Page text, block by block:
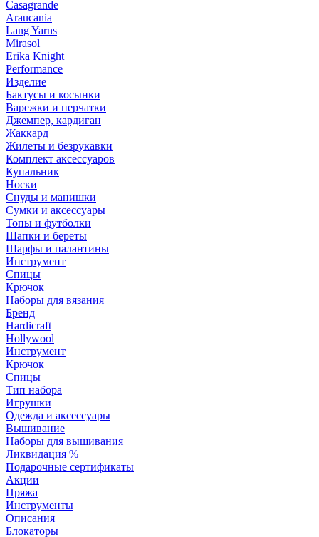
Casagrande
Araucania
Lang Yarns
Mirasol
Erika Knight
Performance
Изделие
Бактусы и косынки
Варежки и перчатки
Джемпер, кардиган
Жаккард
Жилеты и безрукавки
Комплект аксессуаров
Купальник
Носки
Снуды и манишки
Сумки и аксессуары
Топы и футболки
Шапки и береты
Шарфы и палантины
Инструмент
Спицы
Крючок
Наборы для вязания
Бренд
Hardicraft
Hollywool
Инструмент
Крючок
Спицы
Тип набора
Игрушки
Одежда и аксессуары
Вышивание
Наборы для вышивания
Ликвидация %
Подарочные сертификаты
Акции
Пряжа
Инструменты
Описания
Блокаторы